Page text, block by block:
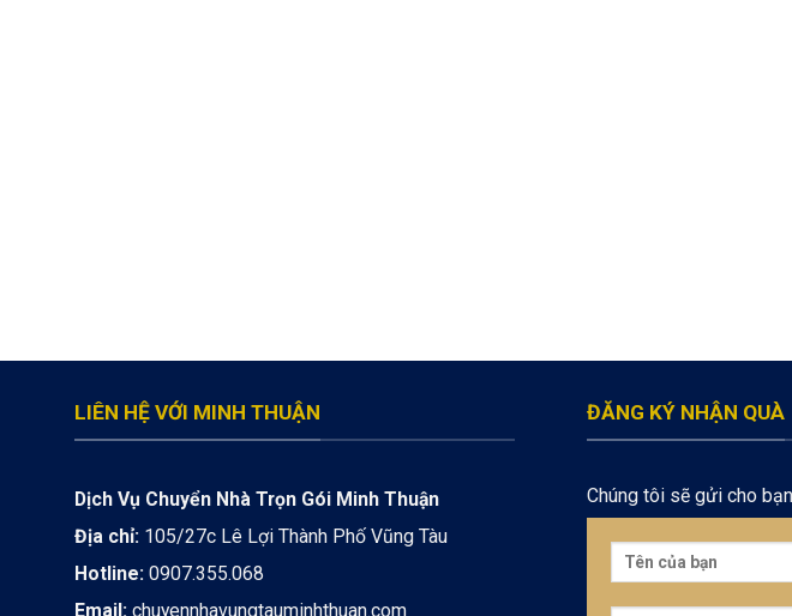
LIÊN HỆ VỚI MINH THUẬN
Dịch Vụ Chuyển Nhà Trọn Gói Minh Thuận
Địa chỉ: 105/27c Lê Lợi Thành Phố Vũng Tàu
Hotline: 0907.355.068
Email: chuyennhavungtauminhthuan.com
ĐĂNG KÝ NHẬN QUÀ
Chúng tôi sẽ gửi cho